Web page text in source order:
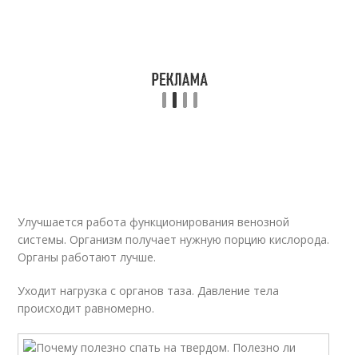
Улучшается работа функционирования венозной
системы. Организм получает нужную порцию кислорода.
Органы работают лучше.
Уходит нагрузка с органов таза. Давление тела
происходит равномерно.